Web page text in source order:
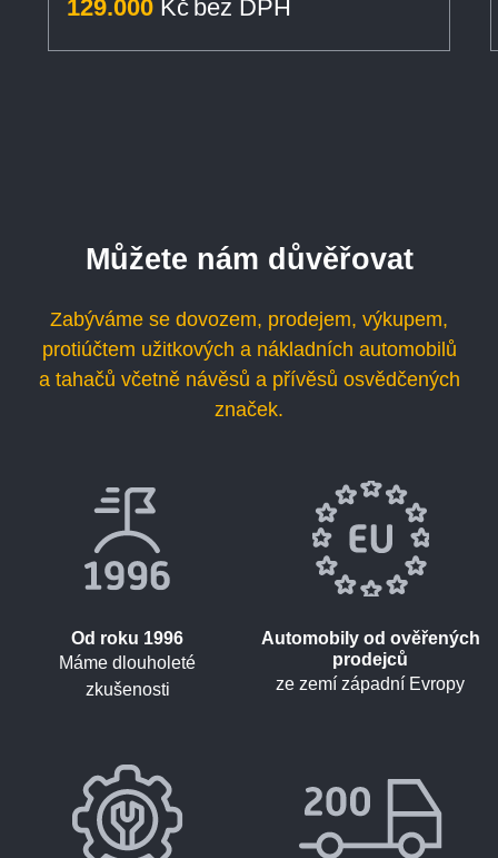
129.000 Kč bez DPH
Můžete nám důvěřovat
Zabýváme se dovozem, prodejem, výkupem,
protiúčtem užitkových a nákladních automobilů
a tahačů včetně návěsů a přívěsů osvědčených
značek.
Od roku 1996
Máme dlouholeté
zkušenosti
Automobily od ověřených
prodejců
ze zemí západní Evropy